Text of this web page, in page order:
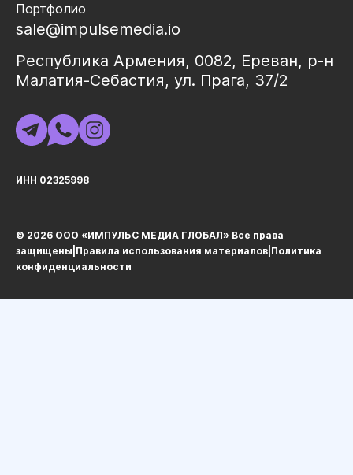
Портфолио
sale@impulsemedia.io
Республика Армения, 0082, Ереван, р-н
Малатия-Себастия, ул. Прага, 37/2
ИНН 02325998
© 2026 ООО «ИМПУЛЬС МЕДИА ГЛОБАЛ» Все права
защищеныㅤ|ㅤ Правила использования материалов Политика
конфиденциальности